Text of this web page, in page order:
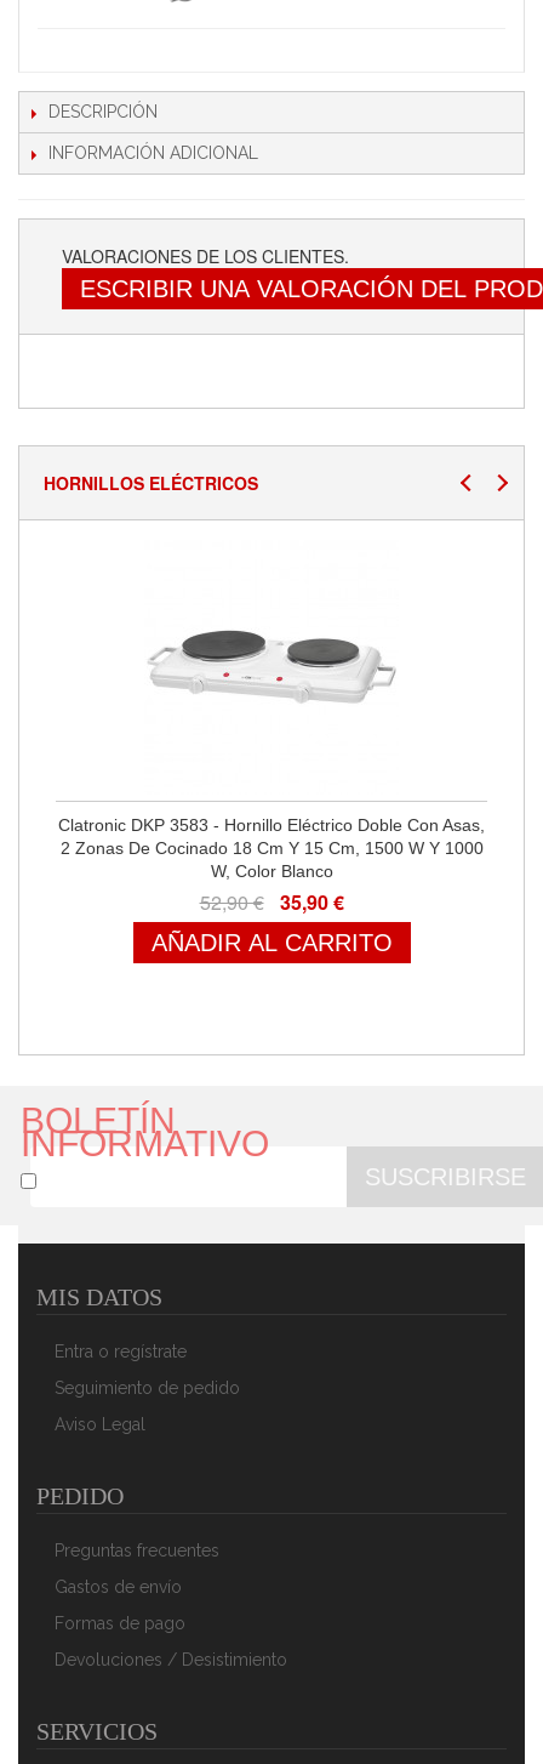
DESCRIPCIÓN
INFORMACIÓN ADICIONAL
VALORACIONES DE LOS CLIENTES.
ESCRIBIR UNA VALORACIÓN DEL
HORNILLOS ELÉCTRICOS
Clatronic DKP 3583 - Hornillo Eléctrico Doble Con Asas,
2 Zonas De Cocinado 18 Cm Y 15 Cm, 1500 W Y 1000
W, Color Blanco
52,90 € 35,90 €
AÑADIR AL CARRITO
BOLETÍN
INFORMATIVO
SUSCRIBIRSE
MIS DATOS
Entra o regístrate
Seguimiento de pedido
Aviso Legal
PEDIDO
Preguntas frecuentes
Gastos de envío
Formas de pago
Devoluciones / Desistimiento
SERVICIOS